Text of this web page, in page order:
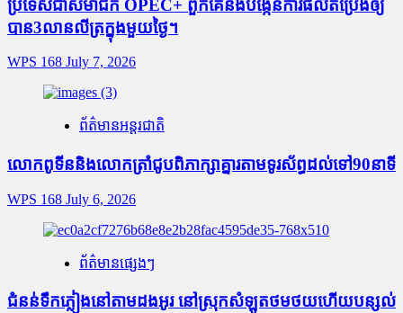
ប្រទេសជាសមាជិក OPEC+​ ពួកគេនឹងបង្កើនការផលិតប្រេងឲ្យ
បាន3លានលីត្រក្នុងមួយថ្ងៃ។
WPS 168 July 7, 2026
ព័ត៌មានអន្តរជាតិ
លោកពូទីននិងលោកត្រាំជូបពិភាក្សាគ្នារតាមទូរស័ព្ធដល់ទៅ90នាទី
WPS 168 July 6, 2026
ព័ត៌មានផ្សេងៗ
ជំនន់​ទឹកភ្លៀង​នៅ​តាម​ដងអូរ​ នៅ​ស្រុក​សំឡូត​ថមថយ​ហើយ​បន្សល់​